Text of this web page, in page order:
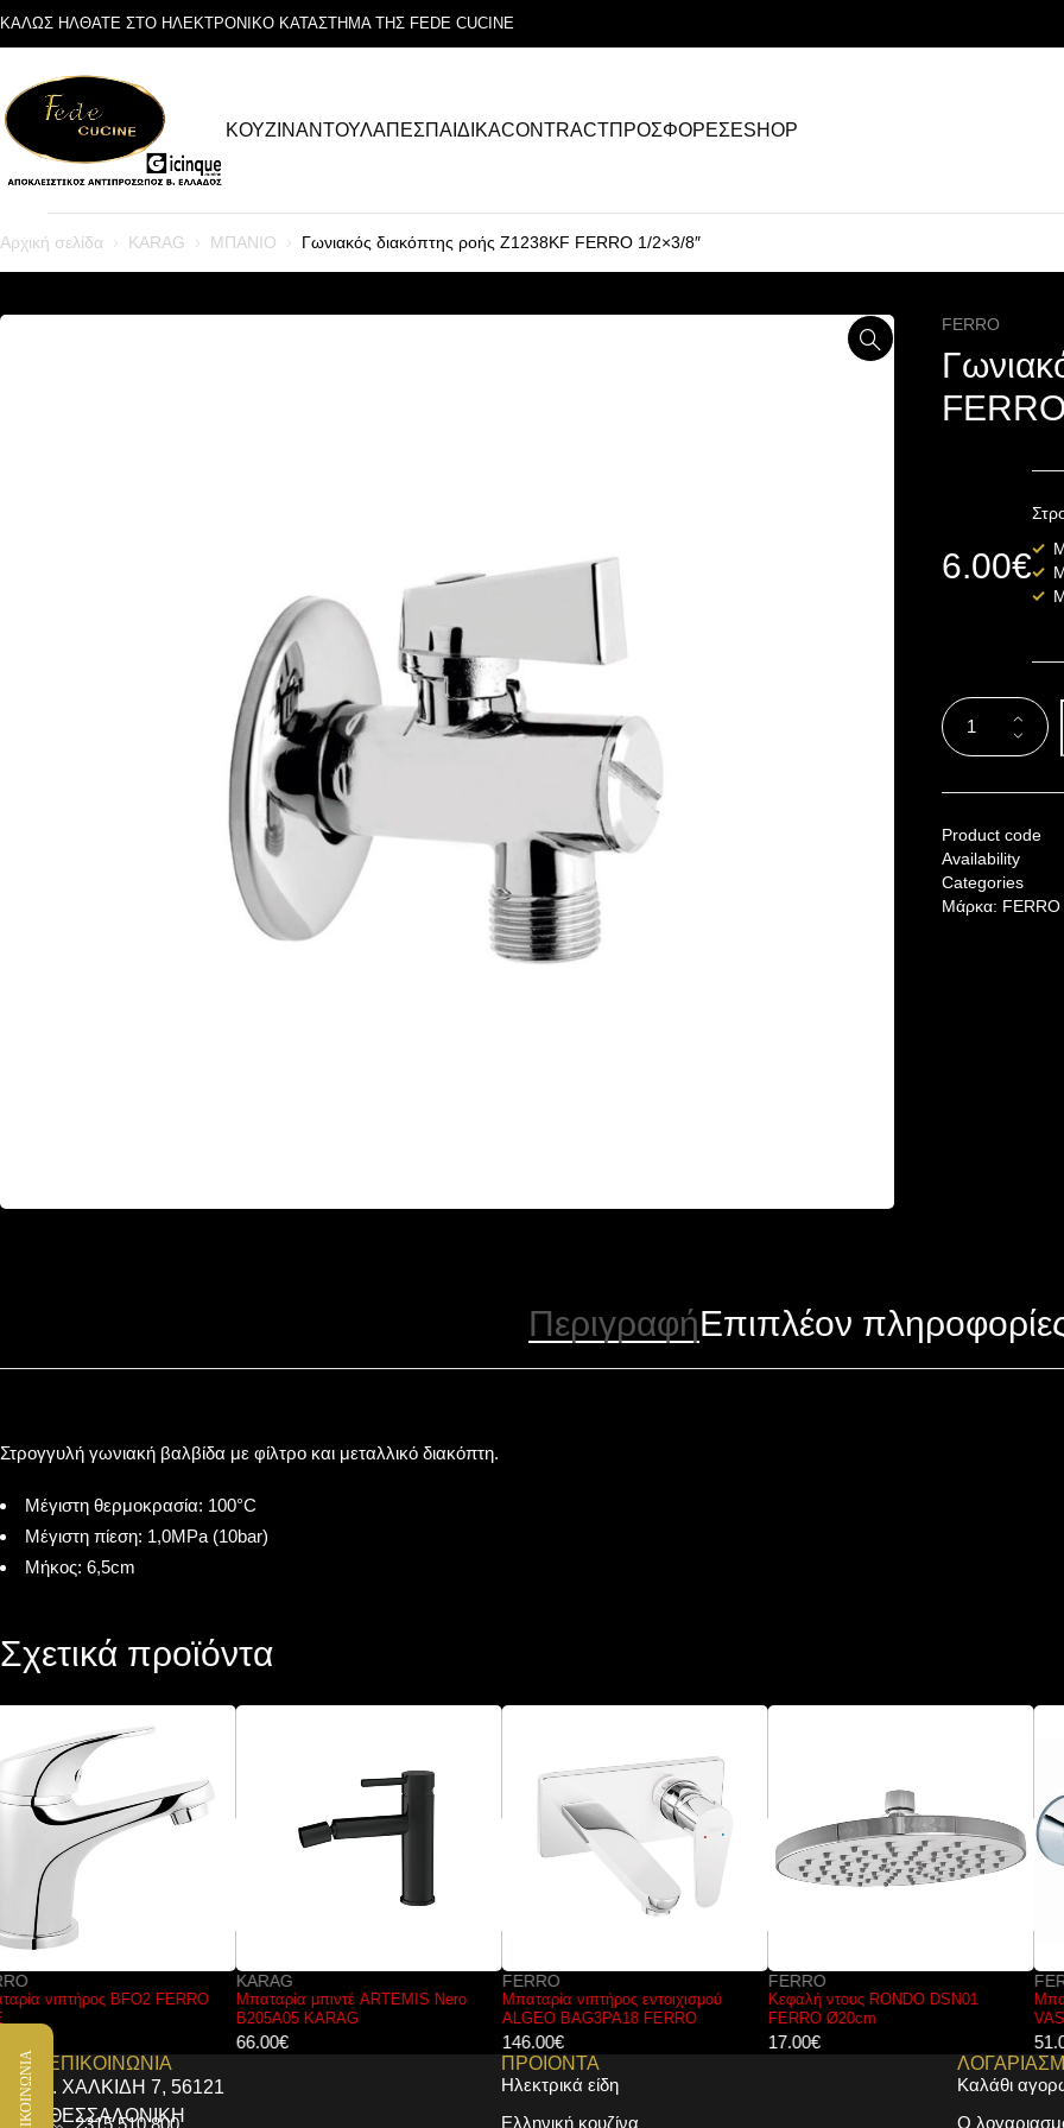
ΚΑΛΩΣ ΗΛΘΑΤΕ ΣΤΟ ΗΛΕΚΤΡΟΝΙΚΟ ΚΑΤΑΣΤΗΜΑ ΤΗΣ FEDE CUCINE
ΚΟΥΖΙΝΑΝΤΟΥΛΑΠΕΣΠΑΙΔΙΚΑCONTRACTΠΡΟΣΦΟΡΕΣESHOP
Αρχική σελίδα KARAG ΜΠΑΝΙΟ Γωνιακός διακόπτης ροής Z1238KF FERRO 1/2×3/8″
FERRO
6.00€
Product code
Availability
Categories
Μάρκα: FERRO
ΠεριγραφήΕπιπλέον
Στρογγυλή γωνιακή βαλβίδα με φίλτρο και μεταλλικό διακόπτη.
Μέγιστη θερμοκρασία: 100°C
Μέγιστη πίεση: 1,0MPa (10bar)
Μήκος: 6,5cm
Σχετικά προϊόντα
KARAG
Μπαταρία μπιντέ ARTEMIS Nero
B205A05 KARAG
FERRO
Μπαταρία νιπτήρος εντοιχισμού
ALGEO BAG3PA18 FERRO
146.00
FERRO
Κεφαλή ντους RONDO DSN01
FERRO Ø20cm
17.00
FERRO
Μπαταρία νιπτήρος εντοιχισμού
VASTO BVA3 FERRO
51.00
ΕΠΙΚΟΙΝΩΝΙΑ
Ι. ΧΑΛΚΙΔΗ 7, 56121
ΘΕΣΣΑΛΟΝΙΚΗ
2315 510 800
ΠΡΟΙΟΝΤΑ
Ηλεκτρικά είδη
Ελληνική κουζίνα
Καλάθι
Ο
ΕΠΙΚΟΙΝΩΝΙΑ